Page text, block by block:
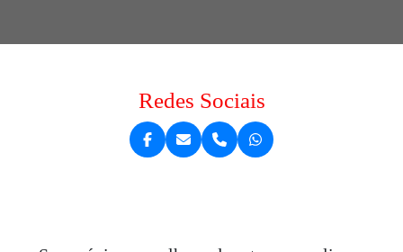
Redes Sociais